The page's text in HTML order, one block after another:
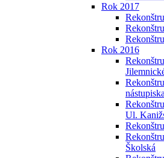
Rok 2017
Rok 2016
nástupiska
Ul.
Školská